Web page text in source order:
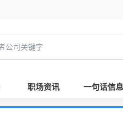
职场资讯 一句话信息